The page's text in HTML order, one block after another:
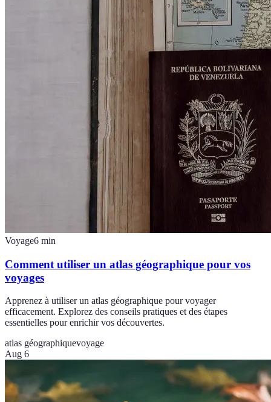
Voyage6 min
Comment utiliser un atlas géographique pour vos
voyages
Apprenez à utiliser un atlas géographique pour voyager
efficacement. Explorez des conseils pratiques et des étapes
essentielles pour enrichir vos découvertes.
atlas géographiquevoyage
Aug 6